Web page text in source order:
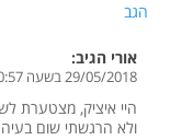
הגב
אורי הגיב:
29/05/2018 בשעה 10:57
היי איציק, מצטערת
ולא הרגשתי שום